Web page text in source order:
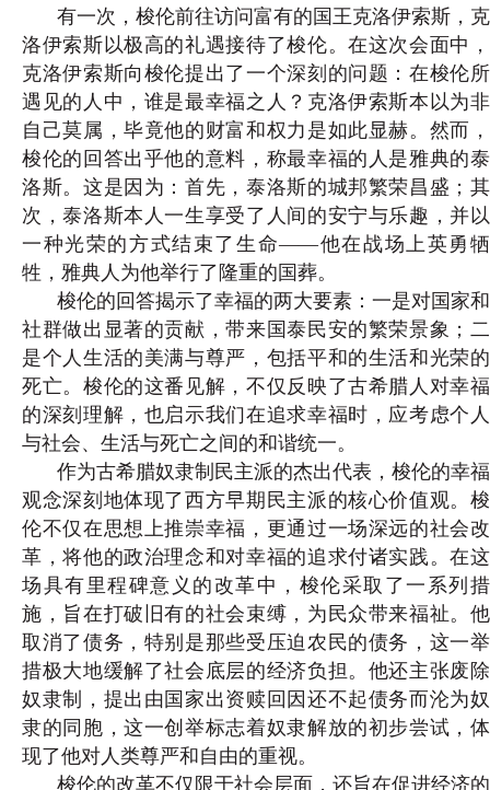
有一次，梭伦前往访问富有的国王克洛伊索斯，克
洛伊索斯以极高的礼遇接待了梭伦。在这次会面中，
克洛伊索斯向梭伦提出了一个深刻的问题：在梭伦所
遇见的人中，谁是最幸福之人？克洛伊索斯本以为非
自己莫属，毕竟他的财富和权力是如此显赫。然而，
梭伦的回答出乎他的意料，称最幸福的人是雅典的泰
洛斯。这是因为：首先，泰洛斯的城邦繁荣昌盛；其
次，泰洛斯本人一生享受了 人间的安宁与乐趣，并以
一种光荣的方式结束了生命——他在战场上英勇牺
牲，雅典人为他举行了隆重的国葬。
梭伦的回答揭示了幸福的两大要素：一是对国家和
社群做出显著的贡献，带来国泰民安的繁荣景象；二
是个人生活的美满与尊严，包括平和的生活和光荣的
死亡。梭伦的这番见解，不仅反映了古希腊人对幸福
的深刻理解，也启示我们在追求幸福时，应考虑个人
与社会、生活与死亡之间的和谐统一。
作为古希腊奴隶制民主派的杰出代表，梭伦的幸福
观念深刻地体现了西方早期民主派的核心价值观。梭
伦不仅在思想上推崇幸福，更通过一场深远的社会改
革，将他的政治理念和对幸福的追求付诸实践。在这
场具有里程碑意义的改革中，梭伦采取了一系列措
施，旨在打破旧有的社会束缚，为民众带来福祉。他
取消了债务，特别是那些受压迫农民的债务，这一举
措极大地缓解了社会底层的经济负担。他还主张废除
奴隶制，提出由国家出资赎回因还不起债务而沦为奴
隶的同胞，这一创举标志着奴隶解放的初步尝试，体
现了他对人类尊严和自由的重视。
梭伦的改革不仅限于社会层面，还旨在促进经济的